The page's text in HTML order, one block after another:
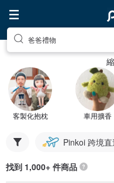
爸爸禮物
客製化抱枕 車用擴香
Pinkoi 跨境直
找到 1,000+ 件商品